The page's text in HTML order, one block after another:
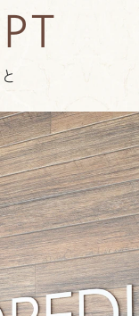
に入庫い
」を発
い。
をお渡し
ねますの